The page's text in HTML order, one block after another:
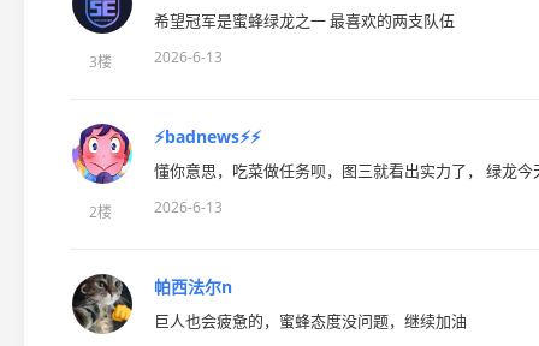
3楼
希望冠军是蜜蜂绿龙之一 最喜欢的两支队伍
2026-6-13
2楼
⚡badnews⚡⚡
懂你意思，吃菜做任务呗，图三就看出实力了， 绿龙
2026-6-13
帕西法尔n
巨人也会疲惫的，蜜蜂态度没问题，继续加油